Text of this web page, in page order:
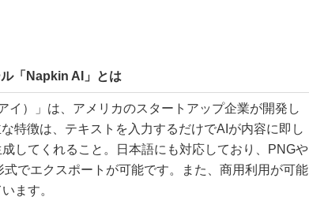
「Napkin AI」とは
イ）」は、アメリカのスタートアップ企業が開発し
特徴は、テキストを入力するだけでAIが内容に即し
してくれること。日本語にも対応しており、PNGや
でエクスポートが可能です。また、商用利用が可能
ます。